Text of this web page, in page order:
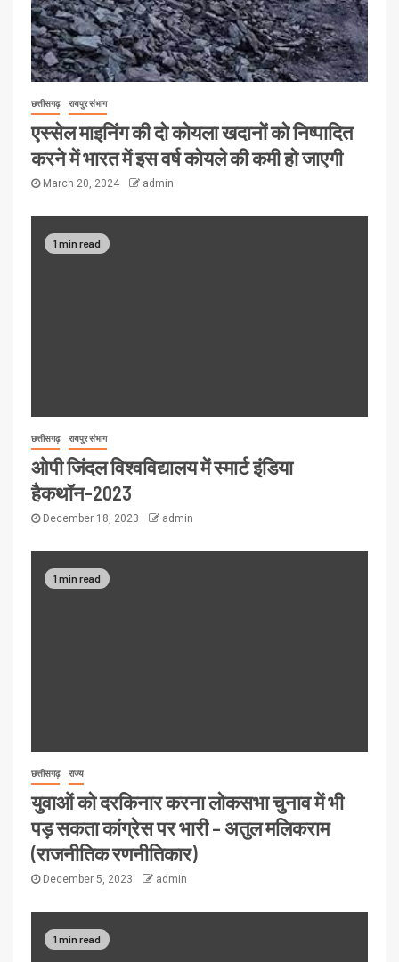
छत्तीसगढ़ रायपुर संभाग
एस्सेल माइनिंग की दो कोयला खदानों को निष्पादित
करने में भारत में इस वर्ष कोयले की कमी हो जाएगी
March 20, 2024 admin
1 min read
छत्तीसगढ़ रायपुर संभाग
ओपी जिंदल विश्वविद्यालय में स्मार्ट इंडिया
हैकथॉन-2023
December 18, 2023 admin
1 min read
छत्तीसगढ़ राज्य
युवाओं को दरकिनार करना लोकसभा चुनाव में भी
पड़ सकता कांग्रेस पर भारी – अतुल मलिकराम
(राजनीतिक रणनीतिकार)
December 5, 2023 admin
1 min read